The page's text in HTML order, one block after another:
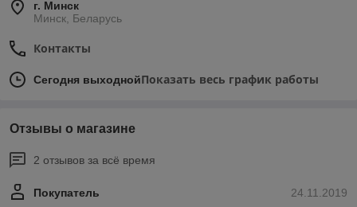
г. Минск
Минск, Беларусь
Контакты
Сегодня выходнойПоказать весь график работы
Отзывы о магазине
2 отзывов за всё время
24.11.2019
Покупатель